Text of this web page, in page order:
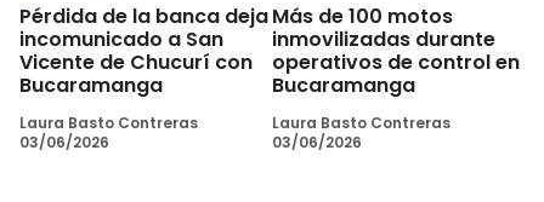
Pérdida de la banca deja
incomunicado a San
Vicente de Chucurí con
Bucaramanga
Laura Basto Contreras
03/06/2026
Más de 100 motos
inmovilizadas durante
operativos de control en
Bucaramanga
Laura Basto Contreras
03/06/2026